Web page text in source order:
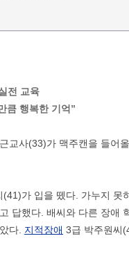
전 교육
큼 행복한 기억”
교사(33)가 맥주캔을 들어
(41)가 입을 뗐다. 가누지 못
답했다. 배씨와 다른 장애
다. 지적장애 3급 박주원씨